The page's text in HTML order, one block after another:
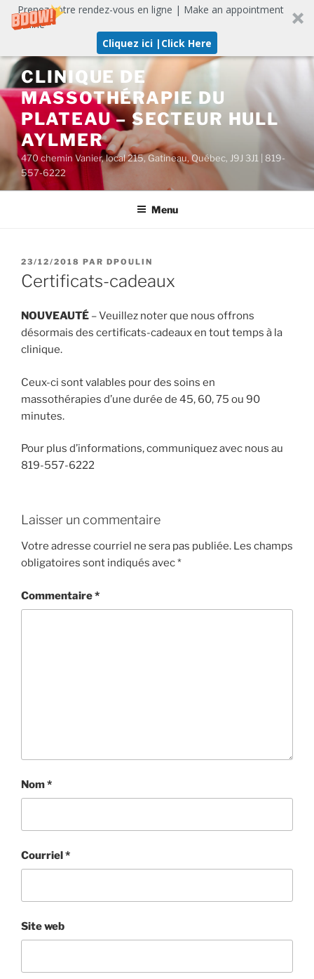
Prenez votre rendez-vous en ligne | Make an appointment
online
Cliquez ici |Click Here
Aller
au
contenu
CLINIQUE DE
MASSOTHÉRAPIE DU
PLATEAU – SECTEUR HULL
AYLMER
470 chemin Vanier, local 215, Gatineau, Québec, J9J 3J1 | 819-
557-6222
Menu
PUBLIÉ
LE
23/12/2018 PAR DPOULIN
Certificats-cadeaux
NOUVEAUTÉ – Veuillez noter que nous offrons
désormais des certificats-cadeaux en tout temps à la
clinique.
Ceux-ci sont valables pour des soins en
massothérapies d’une durée de 45, 60, 75 ou 90
minutes.
Pour plus d’informations, communiquez avec nous au
819-557-6222
Laisser un commentaire
Votre adresse courriel ne sera pas publiée. Les champs
obligatoires sont indiqués avec*
Commentaire*
Nom*
Courriel*
Site web